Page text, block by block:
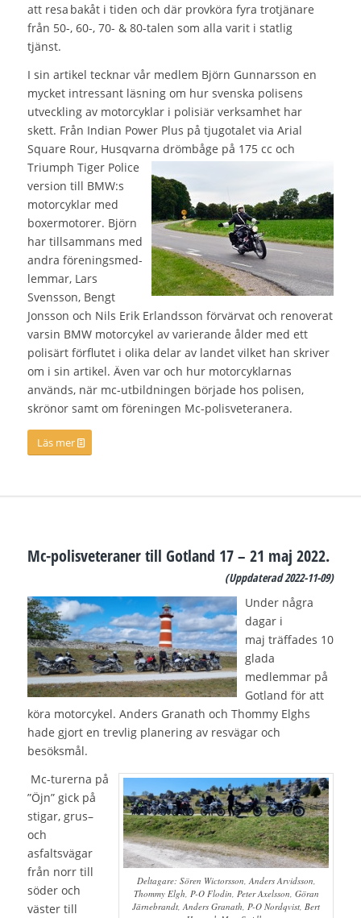
att resa bakåt i tiden och där provköra fyra trotjänare
från 50-, 60-, 70- & 80-talen som alla varit i statlig
tjänst.
I sin artikel tecknar vår medlem Björn Gunnarsson en
mycket intressant läsning om hur svenska polisens
utveckling av motorcyklar i polisiär verksamhet har
skett. Från Indian Power Plus på tjugotalet via Arial
Square Rour, Husqvarna drömbåge på 175 cc och
Triumph Tiger Police
version till BMW:s
motorcyklar med
boxermotorer. Björn
har tillsammans med
andra föreningsmed-
lemmar, Lars
Svensson, Bengt
Jonsson och Nils Erik Erlandsson förvärvat och renoverat
varsin BMW motorcykel av varierande ålder med ett
polisärt förflutet i olika delar av landet vilket han skriver
om i sin artikel. Även var och hur motorcyklarnas
används, när mc-utbildningen började hos polisen,
skrönor samt om föreningen Mc-polisveteranera.
Läs mer
Mc-polisveteraner till Gotland 17 – 21 maj 2022.
(Uppdaterad 2022-11-09)
Under några
dagar i
maj träffades 10
glada
medlemmar på
Gotland för att
köra motorcykel. Anders Granath och Thommy Elghs
hade gjort en trevlig planering av resvägar och
besöksmål.
Deltagare: Sören Wictorsson, Anders Arvidsson,
Thommy Elgh, P-O Flodin, Peter Axelsson, Göran
Järnebrandt, Anders Granath, P-O Nordqvist, Bert
Mc-turerna på
”Öjn” gick på
stigar, grus–
och
asfaltsvägar
från norr till
söder och
väster till